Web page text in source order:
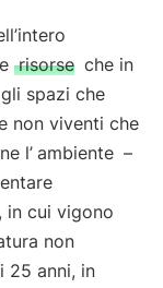
risorse che in
spazi che
non viventi che
l’ ambiente –
in cui vigono
non
25 anni, in